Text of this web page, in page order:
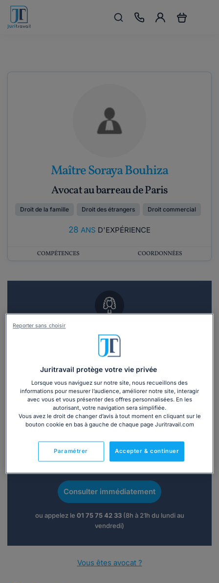
Maître Soraya Bouhiza
Avocat au barreau de Paris
Droit de la famille Droit des étrangers Droit commercial
28 ANS D'EXPÉRIENCE
COMPÉTENCES COORDONNÉES
Vous souhaitez un RDV en cabinet avec un
avocat ?
Recevoir des devis d'avocats
3 devis en 48h
Vous souhaitez une consultation par
Consulter immédiatement
ou appelez le 01 75 75 42 33(8h à 21h du lundi au
vendredi)
Vous êtes avocat ?
Juritravail protège votre vie privée
Lorsque vous naviguez sur notre site, nous recueillons des
informations pour mesurer l’audience, améliorer notre site, interagir
avec vous et vous présenter des offres personnalisées. En les
autorisant, votre navigation sera simplifiée.
Vous avez le droit de changer d’avis à tout moment en cliquant sur le
bouton cookie en bas à gauche de chaque page Juritravail.com
Accepter & continuer
Paramétrer
Reporter sans choisir